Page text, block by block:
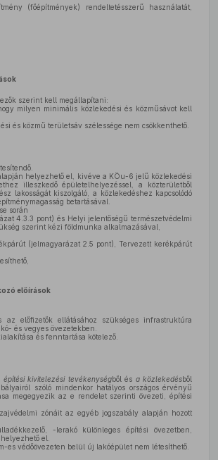
(főépítmények) rendeltetésszerű használatát,
szerint kell megállapítani:
milyen minimális közlekedési és közműsávot kell
és közmű területsáv szélessége nem csökkenthető.
helyezhető el, kivéve a KÖu-6 jelű közlekedési
illeszkedő épületelhelyezéssel, a közterületből
lakosságát kiszolgáló, a közlekedéshez kapcsolódó
betartásával.
során
4.3.3 pont) és Helyi jelentőségű természetvédelmi
szerint kézi földmunka alkalmazásával,
(jelmagyarázat 2.5 pont), Tervezett kerékpárút
előírások
előfizetők ellátásához szükséges infrastruktúra
és vegyes övezetekben.
és fenntartása kötelező.
építési kivitelezési tevékenységből és a közlekedésből
szóló mindenkor hatályos országos érvényű
megegyezik az e rendelet szerinti övezeti, építési
zónáit az egyéb jogszabály alapján hozott
-lerakó különleges építési övezetben,
el.
védőövezeten belül új lakóépület nem létesíthető.